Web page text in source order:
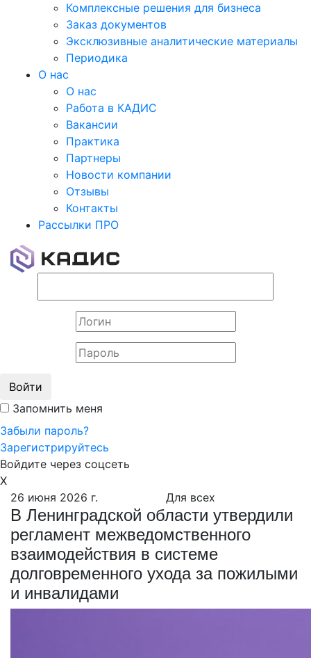
Комплексные решения для бизнеса
Заказ документов
Эксклюзивные аналитические материалы
Периодика
О нас
О нас
Работа в КАДИС
Вакансии
Практика
Партнеры
Новости компании
Отзывы
Контакты
Рассылки ПРО
Войти
Запомнить меня
Забыли пароль?
Зарегистрируйтесь
Войдите через соцсеть
X
26 июня 2026 г.
Для всех
В Ленинградской области утвердили
регламент межведомственного
взаимодействия в системе
долговременного ухода за пожилыми
и инвалидами